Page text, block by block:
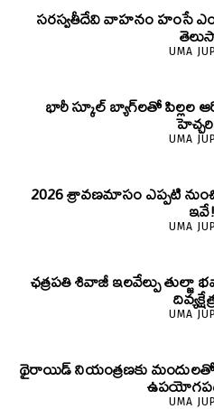
సరస్వతీదేవి వాహనం హంసే
UMA
భారీ స్కూల్ బ్యాగ్‌లతో పిల్లల
UMA
2026 శ్రావణమాసం ఎప్పటి
ఇవే!
UMA
ఛత్రపతి శివాజీ ఇలవేల్పు తుల్జా
UMA
థైరాయిడ్ నియంత్రణకు
UMA